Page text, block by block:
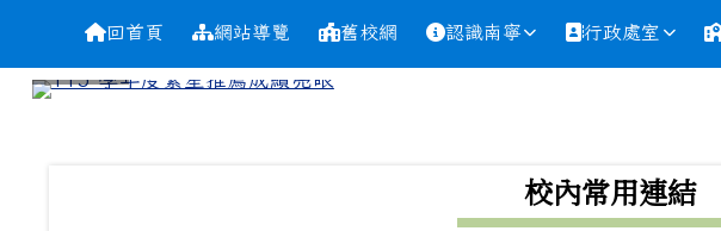
台南市南寧高中
導覽列回首頁 網站導覽 舊校網 認識南寧 行政處室
校內常用連結